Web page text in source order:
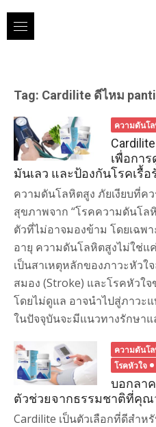
content
Tag: Cardilite ดีไหม
ความดันโ
เพื่อกา
มันเลว และป้องกันโรคเรื้อ
ความดันโลหิตสูง ภัยเงียบที่ค
สุขภาพจาก “โรคความดันโล
ตัวที่ไม่อาจมองข้าม โดยเฉพ
อายุ ความดันโลหิตสูงไม่ใช่แ
เป็นสาเหตุหลักของภาวะหัวใ
สมอง (Stroke) และโรคหัวใ
โดยไม่ดูแล อาจนำไปสู่ภาวะ
ในปัจจุบันจะมีแนวทางรักษา
ความดันโ
โรคหัวใจ
บอกลา
ตัวช่วยจากธรรมชาติที่คุณ
Cardilite เป็นตัวเลือกที่ดีสำ